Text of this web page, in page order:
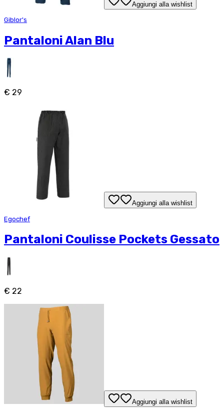
Aggiungi alla wishlist
Giblor's
Pantaloni Alan Blu
€ 29
Aggiungi alla wishlist
Egochef
Pantaloni Coulisse Pockets Gessato
€ 22
Aggiungi alla wishlist